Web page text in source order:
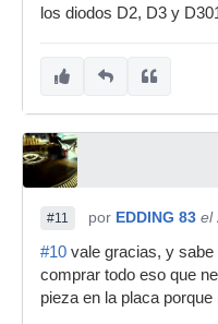
los diodos D2, D3 y
#11 por EDDING 83 el
#10 vale gracias, y sabe
comprar todo eso que
pieza en la placa porque